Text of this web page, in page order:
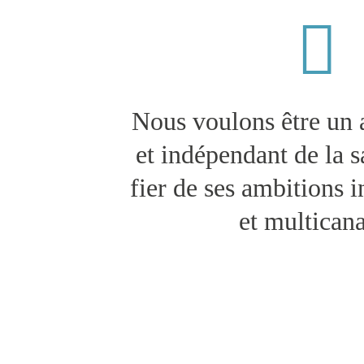
Nous voulons être un
et indépendant de la
fier de ses ambitions
et